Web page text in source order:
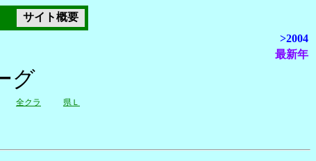
サイト概要
>2004
最新年
グ
全クラ 県Ｌ